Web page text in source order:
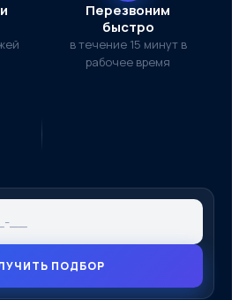
Перезвоним
быстро
в течение 15 минут в
рабочее время
ПОДБОР